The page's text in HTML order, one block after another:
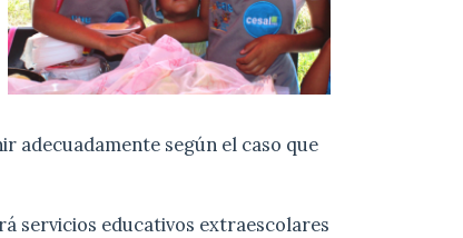
adecuadamente según el caso que
servicios educativos extraescolares